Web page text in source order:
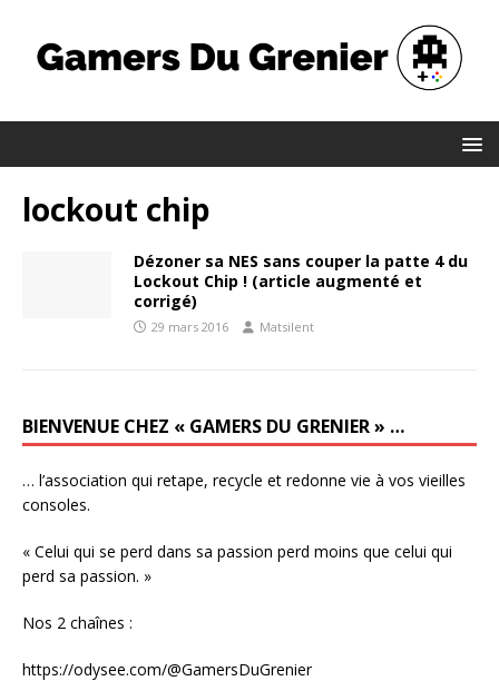
lockout chip
Dézoner sa NES sans couper la patte 4 du
Lockout Chip ! (article augmenté et
corrigé)
29 mars 2016 Matsilent
BIENVENUE CHEZ « GAMERS DU GRENIER » …
… l’association qui retape, recycle et redonne vie à vos vieilles
consoles.
« Celui qui se perd dans sa passion perd moins que celui qui
perd sa passion. »
Nos 2 chaînes :
https://odysee.com/@GamersDuGrenier